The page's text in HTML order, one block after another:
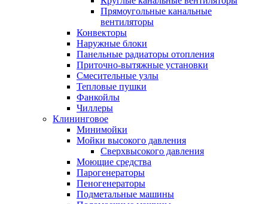
Прямоугольные канальные
вентиляторы
Конвекторы
Наружные блоки
Панельные радиаторы отопления
Приточно-вытяжные установки
Смесительные узлы
Тепловые пушки
Фанкойлы
Чиллеры
Клининговое
Минимойки
Мойки высокого давления
Сверхвысокого давления
Моющие средства
Парогенераторы
Пеногенераторы
Подметальные машины